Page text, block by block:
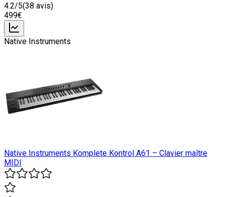
4.2/5(38 avis)
499€
Native Instruments
Native Instruments Komplete Kontrol A61 – Clavier maître
MIDI